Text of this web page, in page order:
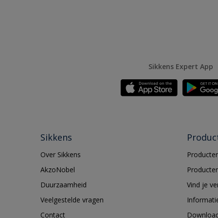
Sikkens Expert App
Sikkens
Over Sikkens
AkzoNobel
Duurzaamheid
Veelgestelde vragen
Contact
Vind je